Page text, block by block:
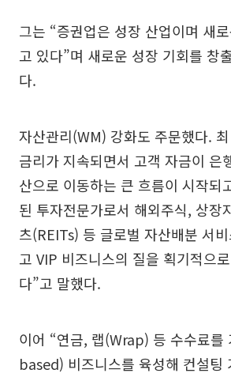
그는 “증권업은 성장 산업이며 새
고 있다”며 새로운 성장 기회를 창
다.
자산관리(WM) 강화도 주문했다.
금리가 지속되면서 고객 자금이 은
산으로 이동하는 큰 흐름이 시작되
된 투자전문가로서 해외주식, 상장
츠(REITs) 등 글로벌 자산배분 서
고 VIP 비즈니스의 질을 획기적으
다”고 말했다.
이어 “연금, 랩(Wrap) 등 수수료를
based) 비즈니스를 육성해 컨설팅